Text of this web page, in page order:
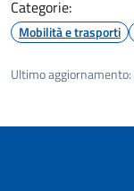
Categorie:
Mobilità e trasporti
Ultimo aggiornamento: